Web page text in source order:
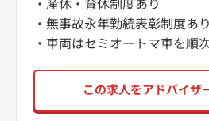
・産休・育休制度あり
・無事故永年勤続表彰制度あり
・車両はセミオートマ車を順
この求人をアドバイザ